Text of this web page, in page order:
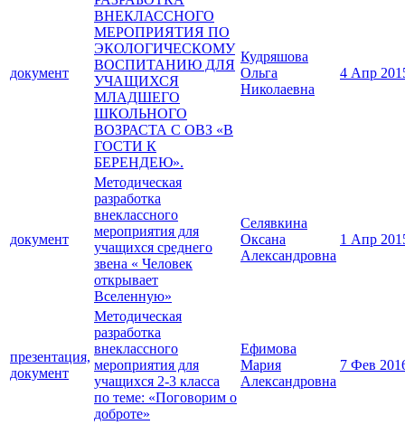
документ
ВНЕКЛАССНОГО
МЕРОПРИЯТИЯ ПО
ЭКОЛОГИЧЕСКОМУ
ВОСПИТАНИЮ ДЛЯ
УЧАЩИХСЯ
МЛАДШЕГО
ШКОЛЬНОГО
ВОЗРАСТА С ОВЗ «В
ГОСТИ К
БЕРЕНДЕЮ».
Кудряшова
Ольга
Николаевна
4 Апр
документ
Методическая
разработка
внеклассного
мероприятия для
учащихся среднего
звена « Человек
открывает
Вселенную»
Селявкина
Оксана
Александровна
1 Апр
презентация,
документ
Методическая
разработка
внеклассного
мероприятия для
учащихся 2-3 класса
по теме: «Поговорим о
доброте»
Ефимова
Мария
Александровна
7 Фев